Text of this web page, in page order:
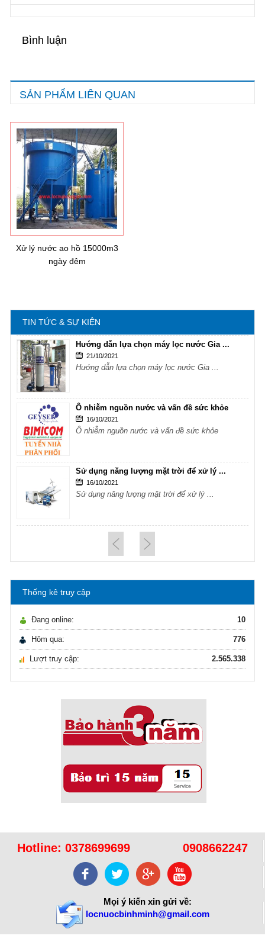
Bình luận
SẢN PHẨM LIÊN QUAN
Xử lý nước ao hồ 15000m3
ngày đêm
TIN TỨC & SỰ KIỆN
Hướng dẫn lựa chọn máy lọc nước Gia ...
21/10/2021
Hướng dẫn lựa chọn máy lọc nước Gia ...
Ô nhiễm nguồn nước và vấn đề sức khỏe
16/10/2021
Hướng dẫn lựa chọn máy lọc nước Gia ...
21/10/2021
Hướng dẫn lựa chọn máy lọc nước Gia ...
Ô nhiễm nguồn nước và vấn đề sức khỏe
16/10/2021
Ô nhiễm nguồn nước và vấn đề sức khỏe
Sử dụng năng lượng mặt trời để xử lý ...
16/10/2021
Sử dụng năng lượng mặt trời để xử lý ...
Hướng dẫn lựa chọn máy lọc nước Gia ...
21/10/2021
Hướng dẫn lựa chọn máy lọc nước Gia ...
Ô nhiễm nguồn nước và vấn đề sức khỏe
Sử dụng năng lượng mặt trời để xử lý ...
Sử dụng năng lượng mặt trời để xử lý ...
Thống kê truy cập
Đang online: 10
Hôm qua: 776
Lượt truy cập: 2.565.338
Hotline: 0378699699 0908662247
Mọi ý kiến xin gửi về:
locnuocbinhminh@gmail.com